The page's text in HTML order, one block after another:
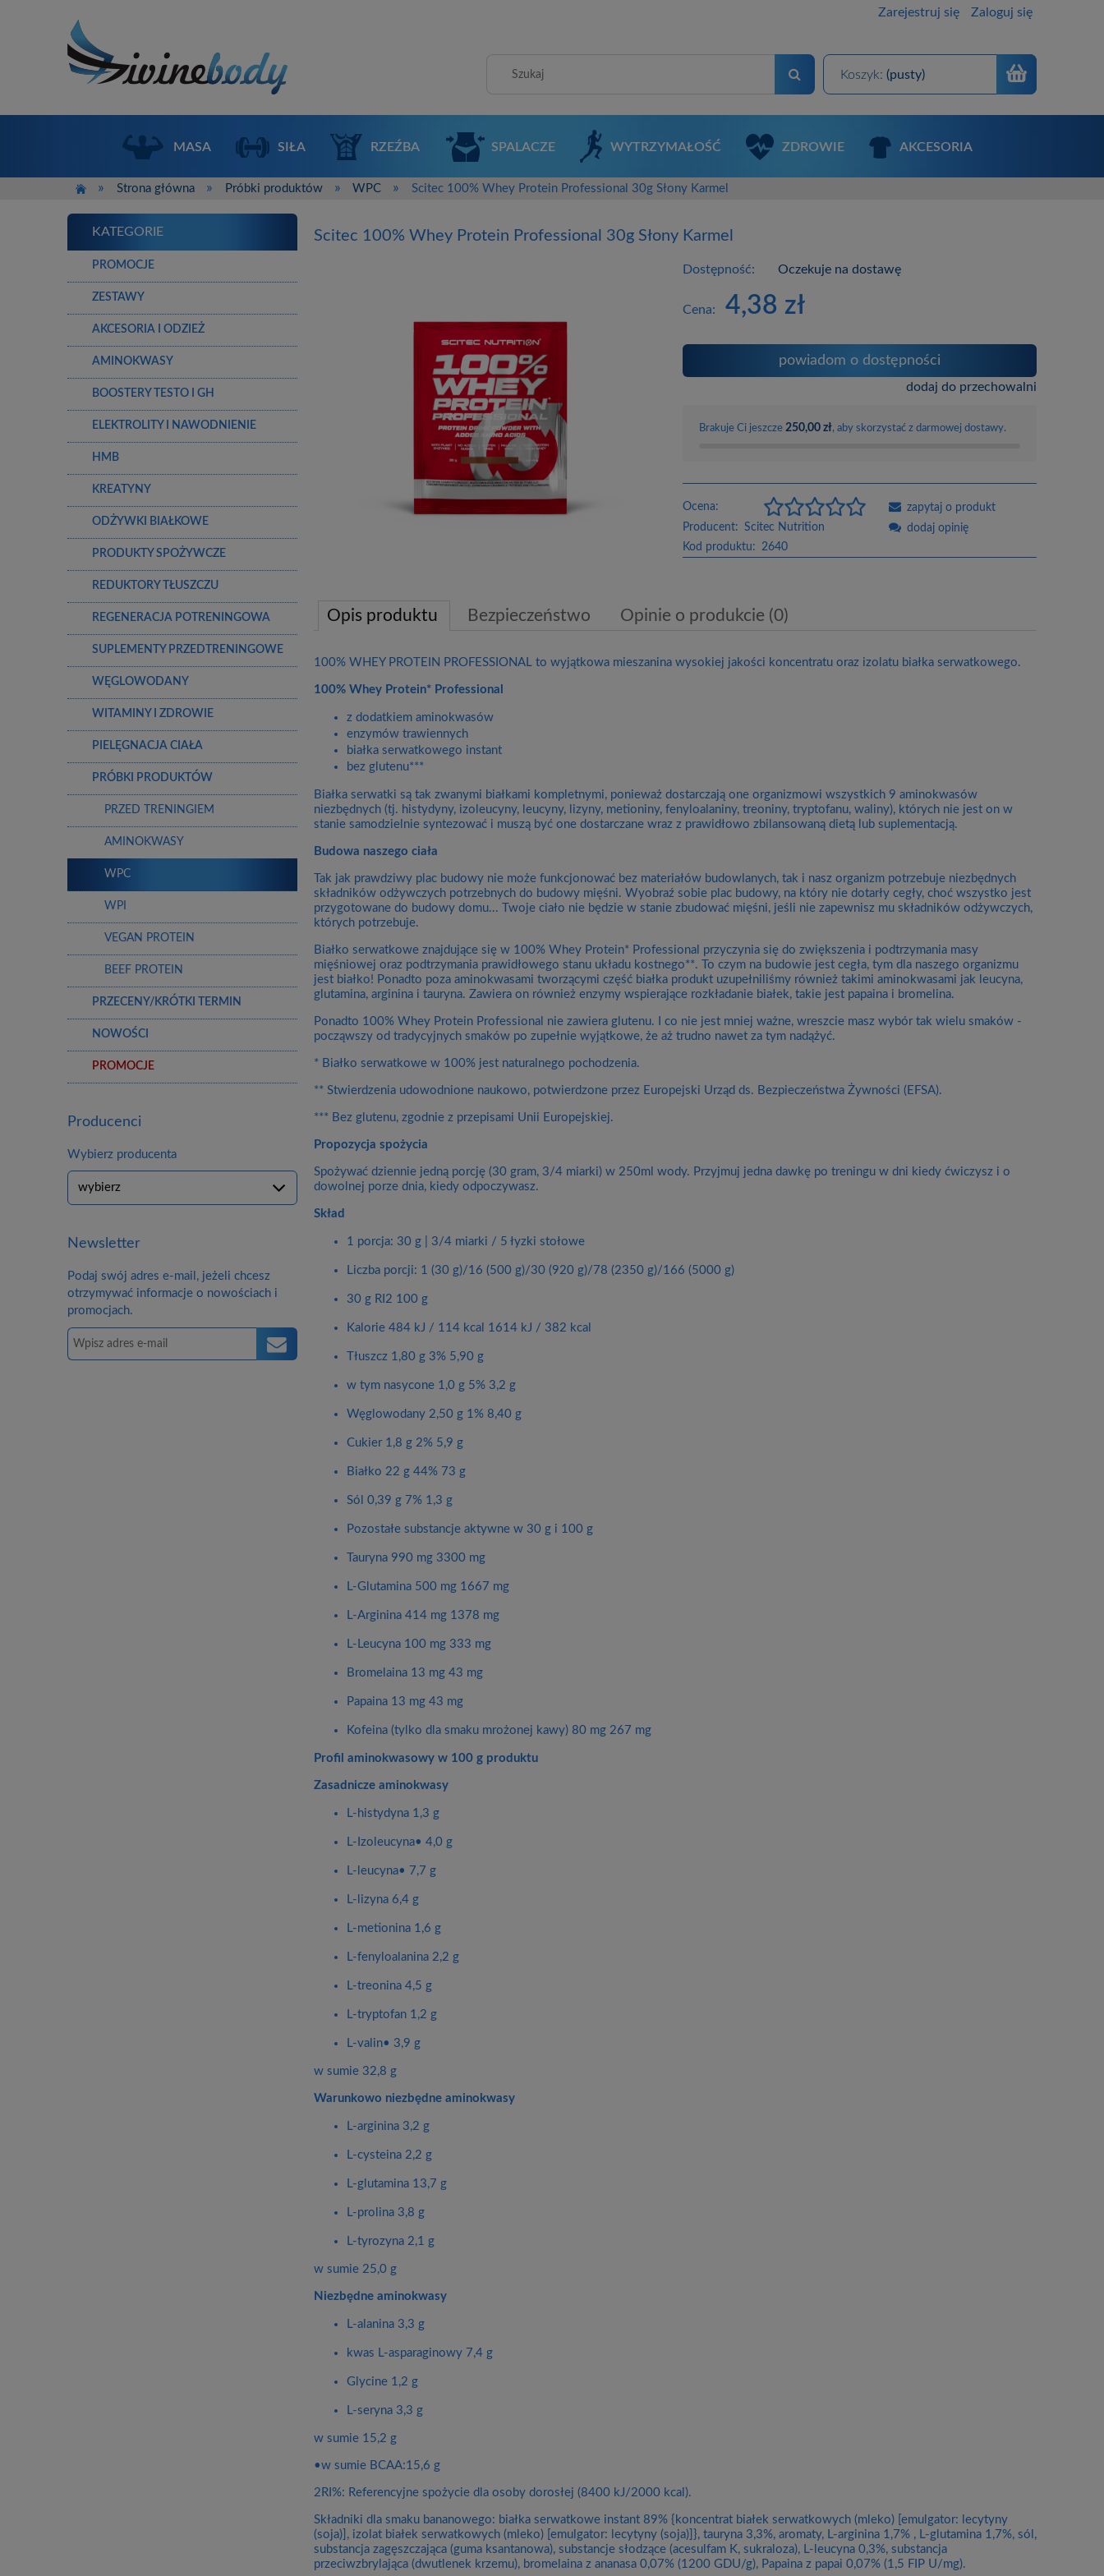
Zarejestruj się Zaloguj się
Koszyk: (pusty)
MASA SIŁA RZEŹBA SPALACZE WYTRZYMAŁOŚĆ ZDROWIE AKCESORIA
» Strona główna » Próbki produktów » WPC » Scitec 100% Whey Protein Professional 30g Słony Karmel
KATEGORIE
PROMOCJE
ZESTAWY
AKCESORIA I ODZIEŻ
AMINOKWASY
BOOSTERY TESTO I GH
ELEKTROLITY I NAWODNIENIE
HMB
KREATYNY
ODŻYWKI BIAŁKOWE
PRODUKTY SPOŻYWCZE
REDUKTORY TŁUSZCZU
REGENERACJA POTRENINGOWA
SUPLEMENTY PRZEDTRENINGOWE
WĘGLOWODANY
WITAMINY I ZDROWIE
PIELĘGNACJA CIAŁA
PRÓBKI PRODUKTÓW
PRZED TRENINGIEM
AMINOKWASY
WPC
WPI
VEGAN PROTEIN
BEEF PROTEIN
PRZECENY/KRÓTKI TERMIN
NOWOŚCI
PROMOCJE
Producenci
Wybierz producenta
Newsletter
Podaj swój adres e-mail, jeżeli chcesz
otrzymywać informacje o nowościach i
promocjach.
Scitec 100% Whey Protein Professional 30g Słony Karmel
Dostępność: Oczekuje na dostawę
Cena: 4,38 zł
powiadom o dostępności
dodaj do przechowalni
Brakuje Ci jeszcze 250,00 zł, aby skorzystać z darmowej dostawy.
Ocena:
Producent: Scitec Nutrition
Kod produktu:
2640
zapytaj o produkt
dodaj opinię
Opis produktu Bezpieczeństwo Opinie o produkcie (0)
100% WHEY PROTEIN PROFESSIONAL to wyjątkowa mieszanina wysokiej jakości koncentratu oraz izolatu białka serwatkowego.
100% Whey Protein* Professional
z dodatkiem aminokwasów
enzymów trawiennych
białka serwatkowego instant
bez glutenu***
Białka serwatki są tak zwanymi białkami kompletnymi, ponieważ dostarczają one organizmowi wszystkich 9 aminokwasów
niezbędnych (tj. histydyny, izoleucyny, leucyny, lizyny, metioniny, fenyloalaniny, treoniny, tryptofanu, waliny), których nie jest on w
stanie samodzielnie syntezować i muszą być one dostarczane wraz z prawidłowo zbilansowaną dietą lub suplementacją.
Budowa naszego ciała
Tak jak prawdziwy plac budowy nie może funkcjonować bez materiałów budowlanych, tak i nasz organizm potrzebuje niezbędnych
składników odżywczych potrzebnych do budowy mięśni. Wyobraź sobie plac budowy, na który nie dotarły cegły, choć wszystko jest
przygotowane do budowy domu... Twoje ciało nie będzie w stanie zbudować mięśni, jeśli nie zapewnisz mu składników odżywczych,
których potrzebuje.
Białko serwatkowe znajdujące się w 100% Whey Protein* Professional przyczynia się do zwiększenia i podtrzymania masy
mięśniowej oraz podtrzymania prawidłowego stanu układu kostnego**. To czym na budowie jest cegła, tym dla naszego organizmu
jest białko! Ponadto poza aminokwasami tworzącymi część białka produkt uzupełniliśmy również takimi aminokwasami jak leucyna,
glutamina, arginina i tauryna. Zawiera on również enzymy wspierające rozkładanie białek, takie jest papaina i bromelina.
Ponadto 100% Whey Protein Professional nie zawiera glutenu. I co nie jest mniej ważne, wreszcie masz wybór tak wielu smaków -
począwszy od tradycyjnych smaków po zupełnie wyjątkowe, że aż trudno nawet za tym nadążyć.
* Białko serwatkowe w 100% jest naturalnego pochodzenia.
** Stwierdzenia udowodnione naukowo, potwierdzone przez Europejski Urząd ds. Bezpieczeństwa Żywności (EFSA).
*** Bez glutenu, zgodnie z przepisami Unii Europejskiej.
Propozycja spożycia
Spożywać dziennie jedną porcję (30 gram, 3/4 miarki) w 250ml wody. Przyjmuj jedna dawkę po treningu w dni kiedy ćwiczysz i o
dowolnej porze dnia, kiedy odpoczywasz.
Skład
1 porcja: 30 g | 3/4 miarki / 5 łyzki stołowe
Liczba porcji: 1 (30 g)/16 (500 g)/30 (920 g)/78 (2350 g)/166 (5000 g)
30 g RI2 100 g
Kalorie 484 kJ / 114 kcal 1614 kJ / 382 kcal
Tłuszcz 1,80 g 3% 5,90 g
w tym nasycone 1,0 g 5% 3,2 g
Węglowodany 2,50 g 1% 8,40 g
Cukier 1,8 g 2% 5,9 g
Białko 22 g 44% 73 g
Sól 0,39 g 7% 1,3 g
Pozostałe substancje aktywne w 30 g i 100 g
Tauryna 990 mg 3300 mg
L-Glutamina 500 mg 1667 mg
L-Arginina 414 mg 1378 mg
L-Leucyna 100 mg 333 mg
Bromelaina 13 mg 43 mg
Papaina 13 mg 43 mg
Kofeina (tylko dla smaku mrożonej kawy) 80 mg 267 mg
Profil aminokwasowy w 100 g produktu
Zasadnicze aminokwasy
L-histydyna 1,3 g
L-Izoleucyna• 4,0 g
L-leucyna• 7,7 g
L-lizyna 6,4 g
L-metionina 1,6 g
L-fenyloalanina 2,2 g
L-treonina 4,5 g
L-tryptofan 1,2 g
L-valin• 3,9 g
w sumie 32,8 g
Warunkowo niezbędne aminokwasy
L-arginina 3,2 g
L-cysteina 2,2 g
L-glutamina 13,7 g
L-prolina 3,8 g
L-tyrozyna 2,1 g
w sumie 25,0 g
Niezbędne aminokwasy
L-alanina 3,3 g
kwas L-asparaginowy 7,4 g
Glycine 1,2 g
L-seryna 3,3 g
w sumie 15,2 g
•w sumie BCAA:15,6 g
2RI%: Referencyjne spożycie dla osoby dorosłej (8400 kJ/2000 kcal).
Składniki dla smaku bananowego: białka serwatkowe instant 89% {koncentrat białek serwatkowych (mleko) [emulgator: lecytyny
(soja)], izolat białek serwatkowych (mleko) [emulgator: lecytyny (soja)]}, tauryna 3,3%, aromaty, L-arginina 1,7% , L-glutamina 1,7%, sól,
substancja zagęszczająca (guma ksantanowa), substancje słodzące (acesulfam K, sukraloza), L-leucyna 0,3%, substancja
przeciwzbrylająca (dwutlenek krzemu), bromelaina z ananasa 0,07% (1200 GDU/g), Papaina z papai 0,07% (1,5 FIP U/mg).